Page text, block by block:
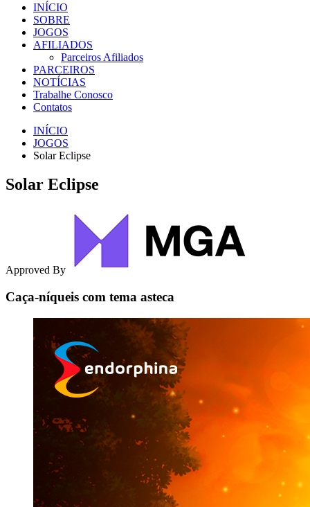
INÍCIO
SOBRE
JOGOS
AFILIADOS
Parceiros Afiliados
PARCEIROS
NOTÍCIAS
Trabalhe Conosco
Contatos
INÍCIO
JOGOS
Solar Eclipse
Solar Eclipse
Approved By
Caça-níqueis com tema asteca